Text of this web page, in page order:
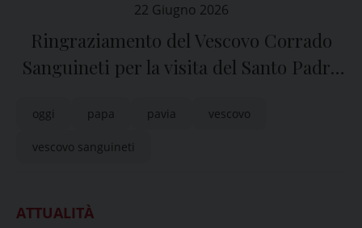
22 Giugno 2026
Ringraziamento del Vescovo Corrado
Sanguineti per la visita del Santo Padre
oggi papa pavia vescovo
vescovo sanguineti
ATTUALITÀ